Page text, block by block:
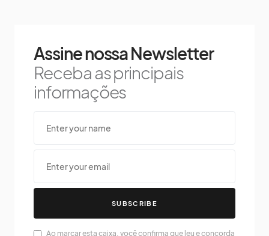
Assine nossa Newsletter
Receba as principais
informações
SUBSCRIBE
Ao marcar esta caixa, você confirma que leu e concorda